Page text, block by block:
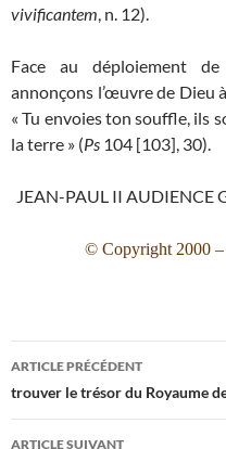
vivificantem, n. 12).
Face au déploiement
annonçons l’œuvre de Dieu
« Tu envoies ton souffle, ils
la terre » (Ps 104 [103], 30).
JEAN-PAUL II AUDIENCE
© Copyright 2000 –
Navigation
des
articles
ARTICLE PRÉCÉDENT
trouver le trésor du Royaume
ARTICLE SUIVANT